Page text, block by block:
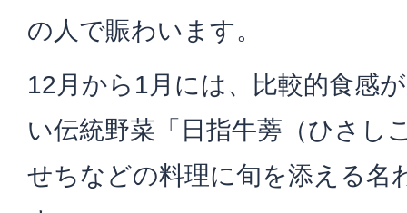
の人で賑わいます。
12月から1月には、比較的食感
い伝統野菜「日指牛蒡（ひさし
せちなどの料理に旬を添える名